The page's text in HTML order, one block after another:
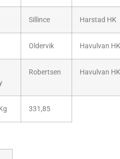
Sillince Harstad HK
Oldervik Havulvan HK
Robertsen Havulvan HK
331,85